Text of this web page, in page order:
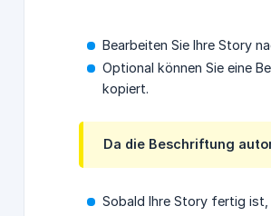
Bearbeiten Sie Ihre Story
Optional können Sie eine
kopiert.
Da die Beschriftung
Sobald Ihre Story fertig ist,